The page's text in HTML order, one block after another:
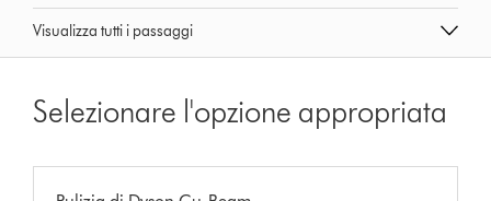
Visualizza tutti i passaggi
Selezionare l'opzione appropriata